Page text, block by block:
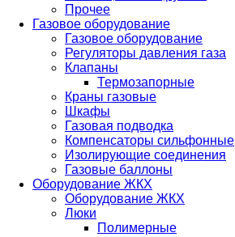
Прочее
Газовое оборудование
Газовое оборудование
Регуляторы давления газа
Клапаны
Термозапорные
Краны газовые
Шкафы
Газовая подводка
Компенсаторы сильфонные
Изолирующие соединения
Газовые баллоны
Оборудование ЖКХ
Оборудование ЖКХ
Люки
Полимерные